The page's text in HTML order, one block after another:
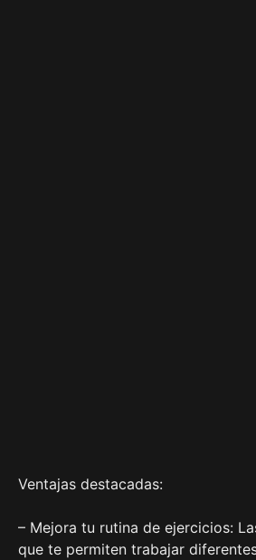
Ventajas destacadas:
– Mejora tu rutina de ejercicios:
que te permiten trabajar